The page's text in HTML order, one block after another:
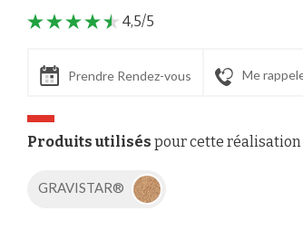
4,5/5
Prendre Rendez-vous Me
Produits utilisés pour cette réalisation
GRAVISTAR®